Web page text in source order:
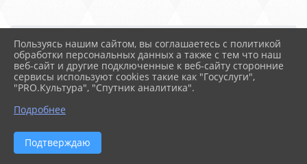
Главная МЕРОПРИЯТИЯ
Новости
Вторник в театре
08.11.2023 09:02
Пользуясь нашим сайтом, вы соглашаетесь с политикой
обработки персональных данных а также с тем что наш
веб-сайт и другие подключенные к веб-сайту сторонние
сервисы используют cookies такие как "Госуслуги",
"PRO.Культура", "Спутник аналитика".
Подробнее
Подтверждаю